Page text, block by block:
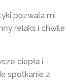
pozwala mi
relaks i chwile
ciepła i
spotkanie z